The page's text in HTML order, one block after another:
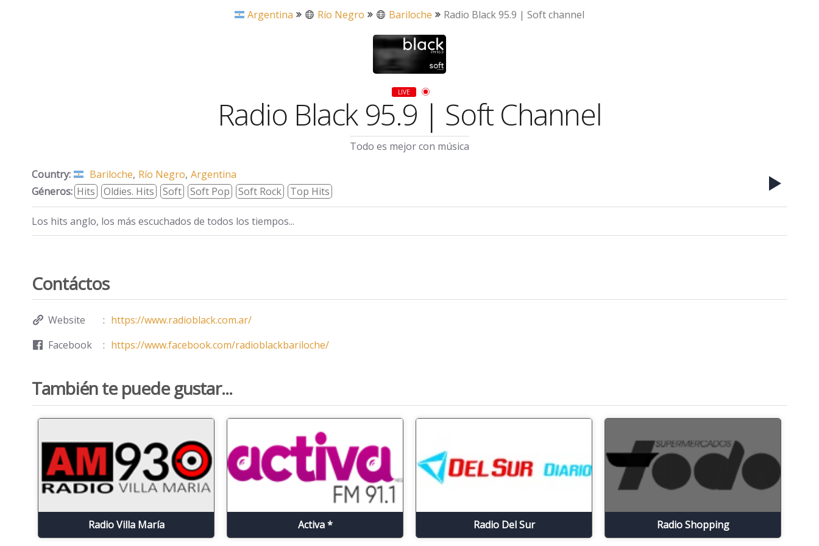
Argentina Río Negro Bariloche Radio Black 95.9 | Soft channel
LIVE
Radio Black 95.9 | Soft Channel
Todo es mejor con música
Country: Bariloche, Río Negro, Argentina
Géneros: Hits Oldies. Hits Soft Soft Pop Soft Rock Top Hits
Los hits anglo, los más escuchados de todos los tiempos...
Contáctos
Website
https://www.radioblack.com.ar/
Facebook
https://www.facebook.com/radioblackbariloche/
También te puede gustar...
Radio Villa María Activa * Radio Del Sur Radio Shopping